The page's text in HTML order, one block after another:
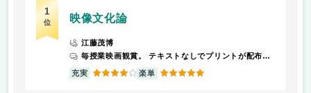
1
位 映像文化論
江藤茂博
毎授業映画観賞。 テキストなしでプリントが配布される 最後に期末レポートあり
充実 4 楽単 5